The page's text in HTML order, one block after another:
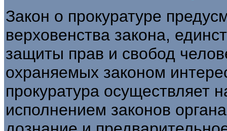
Закон о прокуратуре
верховенства закона,
защиты прав и свобод
охраняемых законом
прокуратура осуществляет
исполнением законов